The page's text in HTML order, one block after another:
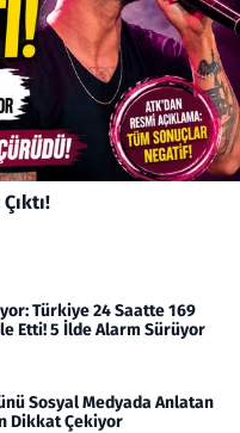
Türkiye 24 Saatte 169
Etti! 5 İlde Alarm Sürüyor
Sosyal Medyada Anlatan
Dikkat Çekiyor